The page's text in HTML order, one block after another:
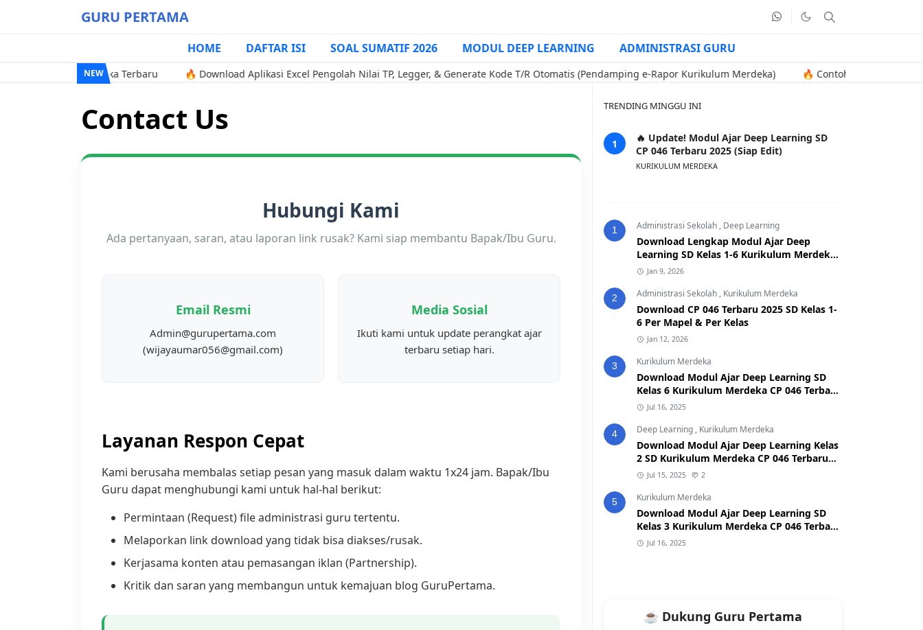
GURU PERTAMA
HOME DAFTAR ISI SOAL SUMATIF 2026 MODUL DEEP LEARNING ADMINISTRASI GURU
NEW
Kurikulum Merdeka Terbaru 🔥 Download Aplikasi Excel Pengolah Nilai TP, Legger, & Generate Kode T/R Otomatis (Pendamping e-Rapor Kurikulum Merdeka) 🔥 Contoh Soal Uji
Contact Us
Hubungi Kami
Ada pertanyaan, saran, atau laporan link rusak? Kami siap membantu Bapak/Ibu Guru.
Email Resmi
Admin@gurupertama.com
(wijayaumar056@gmail.com)
Media Sosial
Ikuti kami untuk update perangkat ajar
terbaru setiap hari.
Layanan Respon Cepat
Kami berusaha membalas setiap pesan yang masuk dalam waktu 1x24 jam. Bapak/Ibu
Guru dapat menghubungi kami untuk hal-hal berikut:
Permintaan (Request) file administrasi guru tertentu.
Melaporkan link download yang tidak bisa diakses/rusak.
Kerjasama konten atau pemasangan iklan (Partnership).
Kritik dan saran yang membangun untuk kemajuan blog GuruPertama.
TRENDING MINGGU INI
🔥 Update! Modul Ajar Deep Learning SD
CP 046 Terbaru 2025 (Siap Edit)
KURIKULUM MERDEKA
1 Administrasi Sekolah , Deep Learning
Download Lengkap Modul Ajar Deep
Learning SD Kelas 1-6 Kurikulum Merdeka
CP 046 Terbaru 2025
Jan 9, 2026
2 Administrasi Sekolah , Kurikulum Merdeka
Download CP 046 Terbaru 2025 SD Kelas 1-
6 Per Mapel & Per Kelas
Jan 12, 2026
3 Kurikulum Merdeka
Download Modul Ajar Deep Learning SD
Kelas 6 Kurikulum Merdeka CP 046 Terbaru
2025Jul 16, 2025
4 Deep Learning , Kurikulum Merdeka
Download Modul Ajar Deep Learning Kelas
2 SD Kurikulum Merdeka CP 046 Terbaru
2026/2027 (Format Word & PDF)
Jul 15, 2025 2
5 Kurikulum Merdeka
Download Modul Ajar Deep Learning SD
Kelas 3 Kurikulum Merdeka CP 046 Terbaru
2025Jul 16, 2025
☕ Dukung Guru Pertama